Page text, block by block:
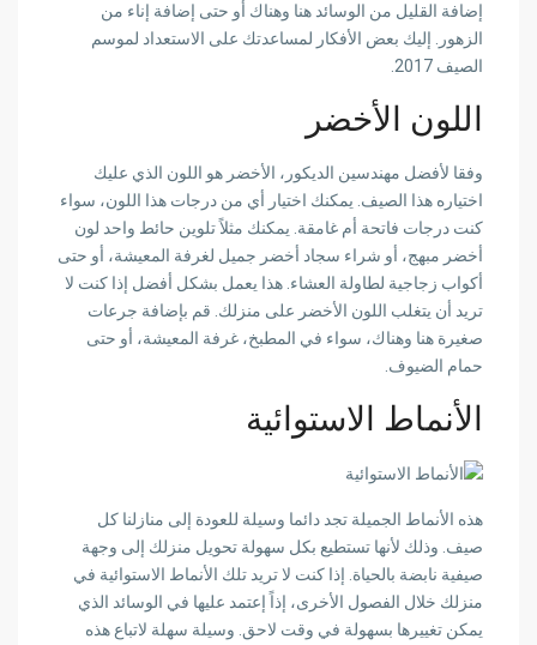
إضافة القليل من الوسائد هنا وهناك أو حتى إضافة إناء من
الزهور
. إليك بعض الأفكار لمساعدتك على الاستعداد لموسم
الصيف 2017.
اللون الأخضر
وفقا لأفضل مهندسين الديكور، الأخضر هو اللون الذي عليك
اختياره هذا الصيف . يمكنك اختيار أي من درجات هذا اللون، سواء
كنت درجات فاتحة أم غامقة. يمكنك مثلاًتلوين حائط واحد لون
أخضر مبهج، أو شراء سجاد أخضر جميل لغرفة المعيشة، أو حتى
أكواب زجاجية لطاولة العشاء . هذا يعمل بشكل أفضل إذا كنت لا
تريد أن يتغلب اللون الأخضر على منزلك. قم بإضافة جرعات
صغيرة هنا وهناك، سواء في المطبخ، غرفة المعيشة، أو حتى
حمام الضيوف.
الأنماط الاستوائية
هذه الأنماط الجميلة تجد دائما وسيلة للعودة إلى منازلنا كل
صيف. وذلك لأنها تستطيع بكل سهولة تحويل منزلك إلى وجهة
صيفية نابضة بالحياة . إذا كنت لا تريد تلك الأنماط الاستوائية في
منزلك خلال الفصول الأخرى، إذاً إعتمد عليها في الوسائد الذي
يمكن تغييرها بسهولة في وقت لاحق. وسيلة سهلة لاتباع هذه